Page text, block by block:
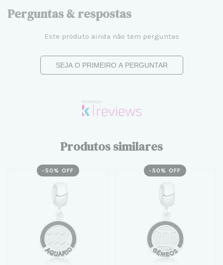
Perguntas & respostas
Este produto ainda não tem perguntas
SEJA O PRIMEIRO A PERGUNTAR
Produtos similares
- 50 % OFF - 50 % OFF